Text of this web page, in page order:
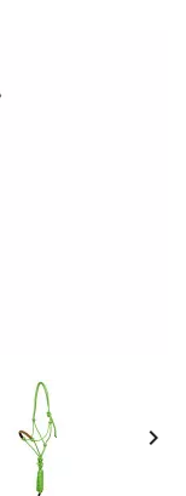
